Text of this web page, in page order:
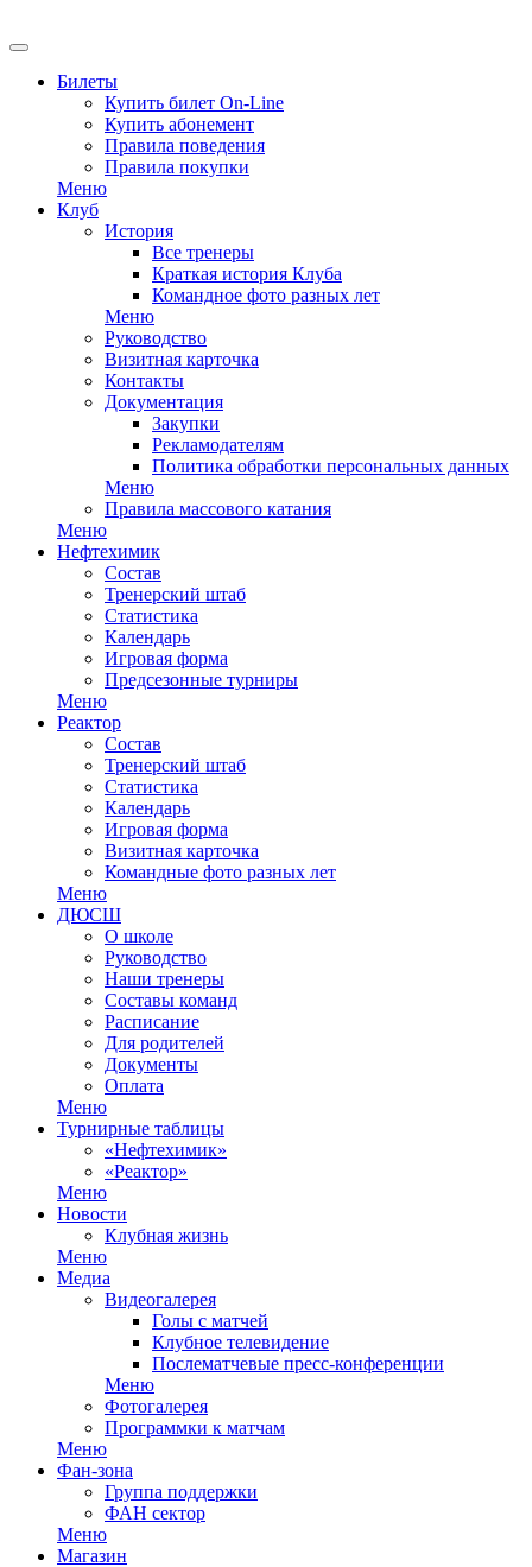
Билеты
Купить билет On-Line
Купить абонемент
Правила поведения
Правила покупки
Меню
Клуб
История
Все тренеры
Краткая история Клуба
Командное фото разных лет
Меню
Руководство
Визитная карточка
Контакты
Документация
Закупки
Рекламодателям
Политика обработки персональных данных
Меню
Правила массового катания
Меню
Нефтехимик
Состав
Тренерский штаб
Статистика
Календарь
Игровая форма
Предсезонные турниры
Меню
Реактор
Состав
Тренерский штаб
Статистика
Календарь
Игровая форма
Визитная карточка
Командные фото разных лет
Меню
ДЮСШ
О школе
Руководство
Наши тренеры
Составы команд
Расписание
Для родителей
Документы
Оплата
Меню
Турнирные таблицы
«Нефтехимик»
«Реактор»
Меню
Новости
Клубная жизнь
Меню
Медиа
Видеогалерея
Голы с матчей
Клубное телевидение
Послематчевые пресс-конференции
Меню
Фотогалерея
Программки к матчам
Меню
Фан-зона
Группа поддержки
ФАН сектор
Меню
Магазин